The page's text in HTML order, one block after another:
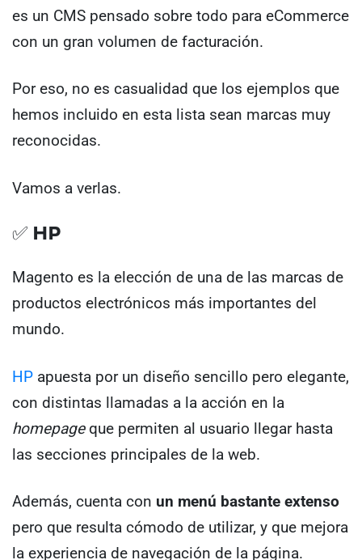
es un CMS pensado sobre todo para eCommerce
con un gran volumen de facturación.
Por eso, no es casualidad que los ejemplos que
hemos incluido en esta lista sean marcas muy
reconocidas.
Vamos a verlas.
✅ HP
Magento es la elección de una de las marcas de
productos electrónicos más importantes del
mundo.
HP apuesta por un diseño sencillo pero elegante,
con distintas llamadas a la acción en la
homepageque permiten al usuario llegar hasta
las secciones principales de la web.
Además, cuenta con un menú bastante extenso
pero que resulta cómodo de utilizar, y que mejora
la experiencia de navegación de la página.